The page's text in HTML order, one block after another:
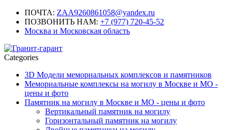
ПОЧТА: ZAA9260861058@yandex.ru
ПОЗВОНИТЬ НАМ: +7 (977) 720-45-52
Москва и Московская область
Categories
3D Модели мемориальных комплексов и памятников
Мемориальные комплексы на могилу в Москве и МО -
цены и фото
Памятник на могилу в Москве и МО - цены и фото
Вертикальный памятник на могилу
Горизонтальный памятник на могилу